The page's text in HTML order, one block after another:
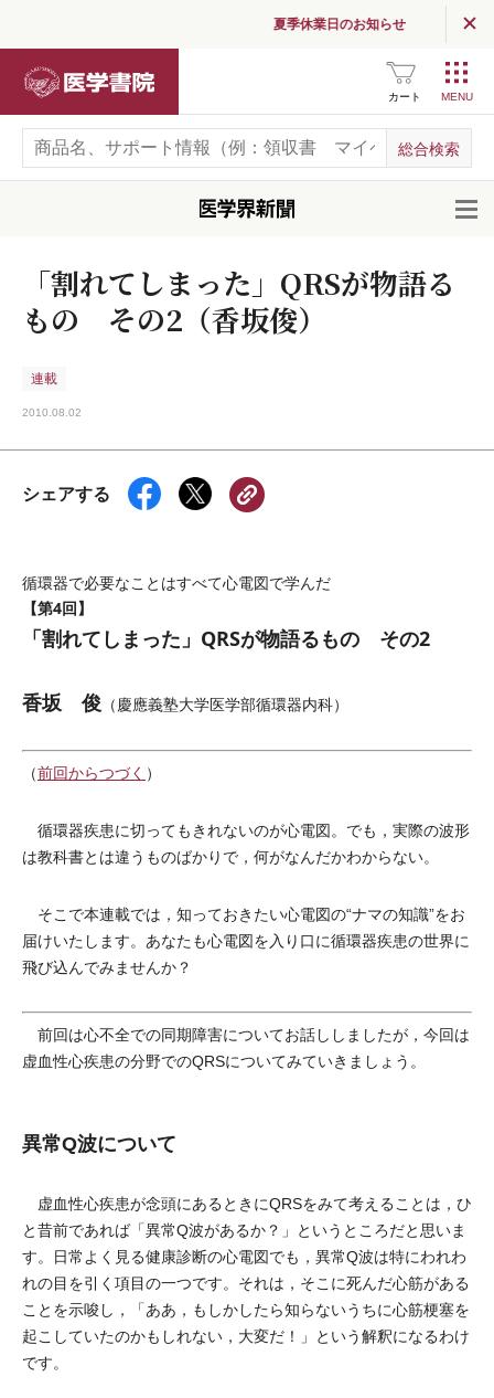
夏季休業日のお知らせ
カート
「割れてしまった」QRSが物語る
もの その2（香坂俊）
連載
2010.08.02
シェアする
循環器で必要なことはすべて心電図で学んだ
【第4回】
「割れてしまった」QRSが物語るもの その2
香坂 俊 （慶應義塾大学医学部循環器内科）
（前回からつづく ）
循環器疾患に切ってもきれないのが心電図。でも，実際の波形
は教科書とは違うものばかりで，何がなんだかわからない。
そこで本連載では，知っておきたい心電図の“ナマの知識”をお
届けいたします。あなたも心電図を入り口に循環器疾患の世界に
飛び込んでみませんか？
前回は心不全での同期障害についてお話ししましたが，今回は
虚血性心疾患の分野でのQRSについてみていきましょう。
異常Q波について
虚血性心疾患が念頭にあるときにQRSをみて考えることは，ひ
と昔前であれば「異常Q波があるか？」というところだと思いま
す。日常よく見る健康診断の心電図でも，異常Q波は特にわれわ
れの目を引く項目の一つです。それは，そこに死んだ心筋がある
ことを示唆し，「ああ，もしかしたら知らないうちに心筋梗塞を
起こしていたのかもしれない，大変だ！」という解釈になるわけ
です。